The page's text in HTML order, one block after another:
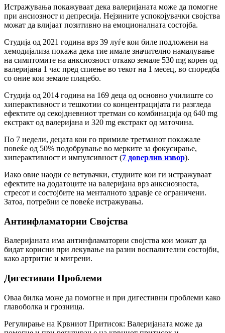
Истражувања покажуваат дека валеријаната може да помогне
при ансиозност и депресија. Нејзините успокојувачки својства
можат да влијаат позитивно на емоционалната состојба.
Студија од 2021 година врз 39 луѓе кои биле подложени на
хемодијализа покажа дека тие имале значително намалување
на симптомите на анксиозност откако земале 530 mg корен од
валеријана 1 час пред спиење во текот на 1 месец, во споредба
со оние кои земале плацебо.
Студија од 2014 година на 169 деца од основно училиште со
хиперактивност и тешкотии со концентрацијата ги разгледа
ефектите од секојдневниот третман со комбинација од 640 mg
екстракт од валеријана и 320 mg екстракт од маточина.
По 7 недели, децата кои го примиле третманот покажале
повеќе од 50% подобрување во мерките за фокусирање,
хиперактивност и импулсивност (7 доверлив извор).
Иако овие наоди се ветувачки, студиите кои ги истражуваат
ефектите на додатоците на валеријана врз анксиозноста,
стресот и состојбите на менталното здравје се ограничени.
Затоа, потребни се повеќе истражувања.
Антинфламаторни Својства
Валеријаната има антинфламаторни својства кои можат да
бидат корисни при лекување на разни воспалителни состојби,
како артритис и мигрени.
Дигестивни Проблеми
Оваа билка може да помогне и при дигестивни проблеми како
главоболка и грозница.
Регулирање на Крвниот Притисок: Валеријаната може да